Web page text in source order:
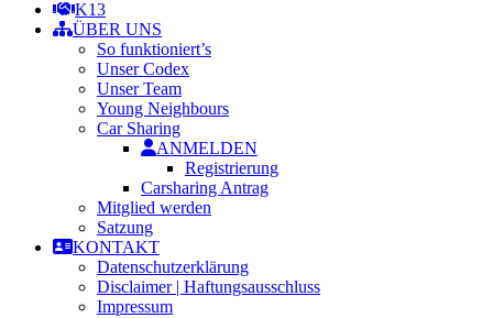
K13
ÜBER UNS
So funktioniert’s
Unser Codex
Unser Team
Young Neighbours
Car Sharing
ANMELDEN
Registrierung
Carsharing Antrag
Mitglied werden
Satzung
KONTAKT
Datenschutzerklärung
Disclaimer | Haftungsausschluss
Impressum